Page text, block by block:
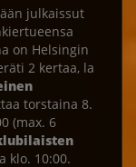
julkaissut
on Helsingin
2 kertaa, la
torstaina 8.
(max. 6
klo. 10:00.